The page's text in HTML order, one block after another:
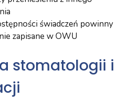
świadczeń powinny
zapisane w OWU
stomatologii i